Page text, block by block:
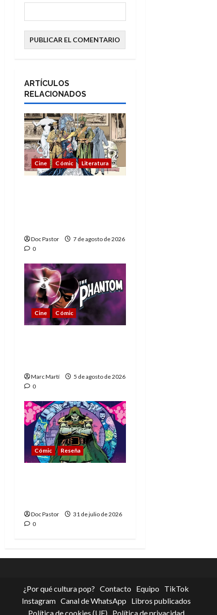
ARTÍCULOS
RELACIONADOS
Cine Cómic Literatura
Doc Pastor
7 de agosto de 2026
0
Cine Cómic
Marc Martí
5 de agosto de 2026
0
Cómic Reseña
Doc Pastor
31 de julio de 2026
0
¿Por qué cultura pop? Contacto Equipo
TikTok
Instagram Canal de WhatsApp
Libros publicados
Política de cookies (UE)
Política de privacidad